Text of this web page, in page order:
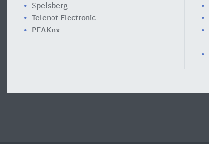
Spelsberg
Telenot Electronic
PEAKnx